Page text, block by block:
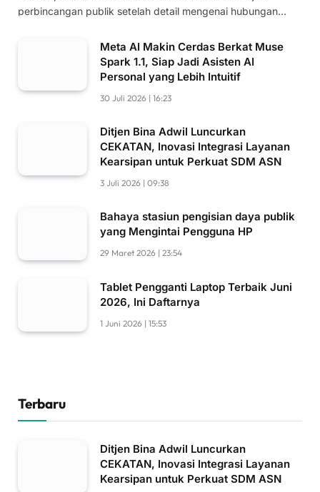
perbincangan publik setelah detail mengenai hubungan…
Meta AI Makin Cerdas Berkat Muse
Spark 1.1, Siap Jadi Asisten AI
Personal yang Lebih Intuitif
30 Juli 2026 | 16:23
Ditjen Bina Adwil Luncurkan
CEKATAN, Inovasi Integrasi Layanan
Kearsipan untuk Perkuat SDM ASN
3 Juli 2026 | 09:38
Bahaya stasiun pengisian daya publik
yang Mengintai Pengguna HP
29 Maret 2026 | 23:54
Tablet Pengganti Laptop Terbaik Juni
2026, Ini Daftarnya
1 Juni 2026 | 15:53
Terbaru
Ditjen Bina Adwil Luncurkan
CEKATAN, Inovasi Integrasi Layanan
Kearsipan untuk Perkuat SDM ASN